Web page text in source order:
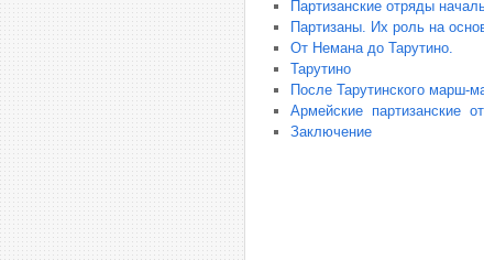
Партизанские отряды
Партизаны. Их роль на
От Немана до Тарутино.
Тарутино
После Тарутинского марш-
Ар­мей­ские пар­ти­зан­ские
Заключение